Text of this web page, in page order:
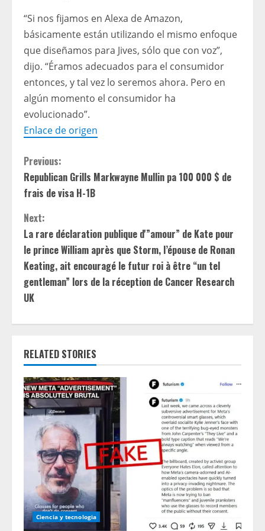
“Si nos fijamos en Alexa de Amazon,
básicamente están utilizando el mismo enfoque
que diseñamos para Jives, sólo que con voz”,
dijo. “Éramos adecuados para el consumidor
entonces, y tal vez lo seremos ahora. Pero en
algún momento el consumidor ha
evolucionado”.
Enlace de origen
C
o
n
t
i
n
R
e
a
n
g
Previous:
Republican Grills Markwayne Mullin pa 100 000 $ de
frais de visa H-1B
Next:
La rare déclaration publique d'”amour” de Kate pour
le prince William après que Storm, l’épouse de Ronan
Keating, ait encouragé le futur roi à être “un tel
gentleman” lors de la réception de Cancer Research
UK
RELATED STORIES
Ciencia y tecnologia